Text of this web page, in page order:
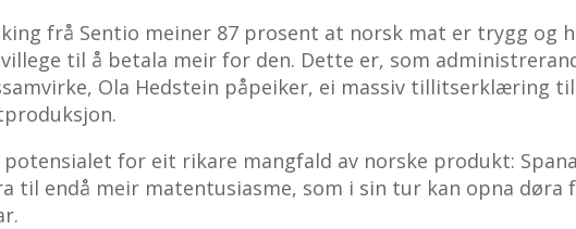
frå Sentio meiner 87 prosent at norsk mat er trygg og
til å betala meir for den. Dette er, som
Ola Hedstein påpeiker, ei massiv tillitserklæring
potensialet for eit rikare mangfald av norske produkt:
til endå meir matentusiasme, som i sin tur kan opna døra